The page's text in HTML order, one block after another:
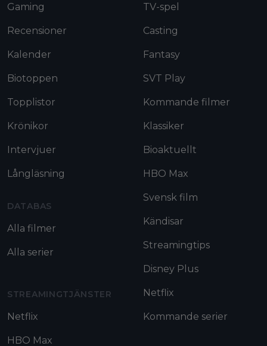
Gaming
Recensioner
Kalender
Biotoppen
Topplistor
Krönikor
Intervjuer
Långläsning
DATABAS
Alla filmer
Alla serier
STREAMINGTJÄNSTER
Netflix
HBO Max
TV-spel
Casting
Fantasy
SVT Play
Kommande filmer
Klassiker
Bioaktuellt
HBO Max
Svensk film
Kändisar
Streamingtips
Disney Plus
Netflix
Kommande serier